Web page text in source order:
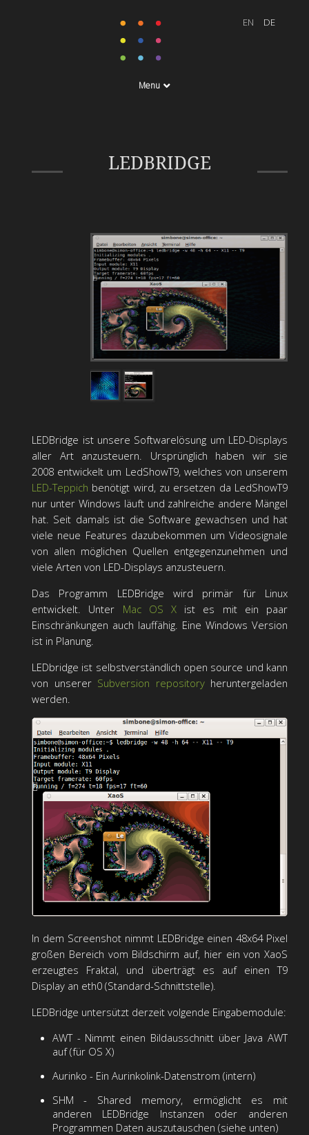
Menu
LEDBRIDGE
Displays
LEDBridge ist unsere Softwarelösung um LED-Displays
aller Art anzusteuern. Ursprünglich haben wir sie
2008 entwickelt um LedShowT9, welches von unserem
LED-Teppich benötigt wird, zu ersetzen da LedShowT9
nur unter Windows läuft und zahlreiche andere Mängel
hat. Seit damals ist die Software gewachsen und hat
viele neue Features dazubekommen um Videosignale
von allen möglichen Quellen entgegenzunehmen und
viele Arten von LED-Displays anzusteuern.
Das Programm LEDBridge wird primär für Linux
entwickelt. Unter Mac OS X ist es mit ein paar
Einschränkungen auch lauffähig. Eine Windows Version
ist in Planung.
LEDbridge ist selbstverständlich open source und kann
von unserer Subversion repositoryheruntergeladen
werden.
In dem Screenshot nimmt LEDBridge einen 48x64 Pixel
großen Bereich vom Bildschirm auf, hier ein von XaoS
erzeugtes Fraktal, und überträgt es auf einen T9
Display an eth0 (Standard-Schnittstelle).
LEDBridge untersützt derzeit volgende Eingabemodule:
AWT - Nimmt einen Bildausschnitt über Java AWT
auf (für OS X)
Aurinko - Ein Aurinkolink-Datenstrom (intern)
SHM - Shared memory, ermöglicht es mit
anderen LEDBridge Instanzen oder anderen
Programmen Daten auszutauschen (siehe unten)